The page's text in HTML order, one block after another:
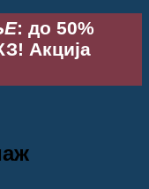
: до 50%
Акција